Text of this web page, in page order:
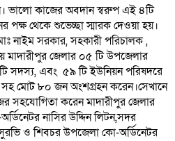
ভালো কাজের অবদান স্বরুপ এই ৪টি
পক্ষ থেকে শুভেচ্ছা স্মারক দেওয়া হয়।
নাইম সরকার, সহকারী পরিচালক ,
মাদারীপুর জেলার ০৫ টি উপজেলার
সদস্য, এবং ৫৯ টি ইউনিয়ন পরিষদরে
সহ মোট ৮০ জন অংশগ্রহন করেন।সেখানে
সহযোগিতা করেন মাদারীপুর জেলার
নাসির উদ্দিন লিটন,সদর
ও শিবচর উপজেলা কো-অর্ডিনেটর